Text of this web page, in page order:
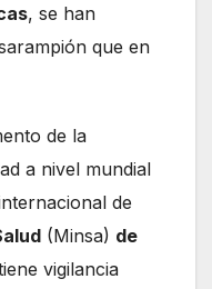
, se han
que en
de la
a nivel mundial
de
(Minsa) de
vigilancia